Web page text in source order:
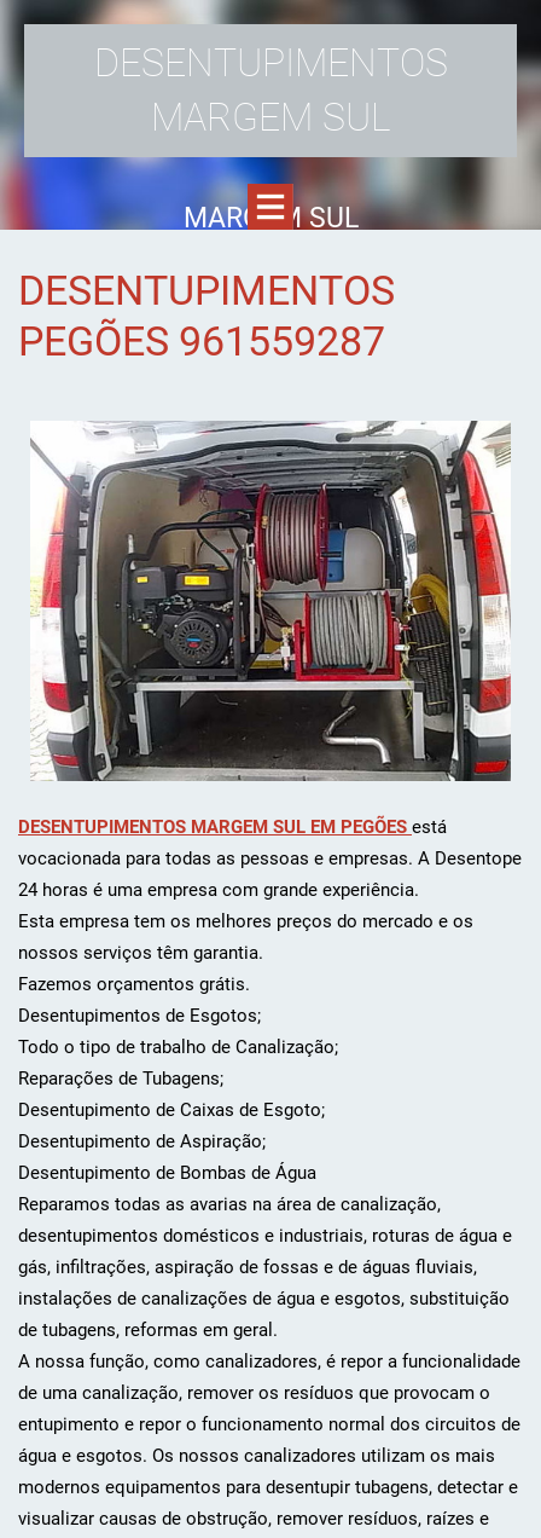
DESENTUPIMENTOS
MARGEM SUL
MARGEM SUL
DESENTUPIMENTOS
PEGÕES 961559287
DESENTUPIMENTOS MARGEM SUL EM PEGÕES está
vocacionada para todas as pessoas e empresas. A Desentope
24 horas é uma empresa com grande experiência.
Esta empresa tem os melhores preços do mercado e os
nossos serviços têm garantia.
Fazemos orçamentos grátis.
Desentupimentos de Esgotos;
Todo o tipo de trabalho de Canalização;
Reparações de Tubagens;
Desentupimento de Caixas de Esgoto;
Desentupimento de Aspiração;
Desentupimento de Bombas de Água
Reparamos todas as avarias na área de canalização,
desentupimentos domésticos e industriais, roturas de água e
gás, infiltrações, aspiração de fossas e de águas fluviais,
instalações de canalizações de água e esgotos, substituição
de tubagens, reformas em geral.
A nossa função, como canalizadores, é repor a funcionalidade
de uma canalização, remover os resíduos que provocam o
entupimento e repor o funcionamento normal dos circuitos de
água e esgotos. Os nossos canalizadores utilizam os mais
modernos equipamentos para desentupir tubagens, detectar e
visualizar causas de obstrução, remover resíduos, raízes e